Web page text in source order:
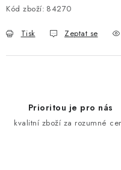
Kód zboží: 84270
Tisk Zeptat se
Prioritou je pro nás
kvalitní zboží za rozumné